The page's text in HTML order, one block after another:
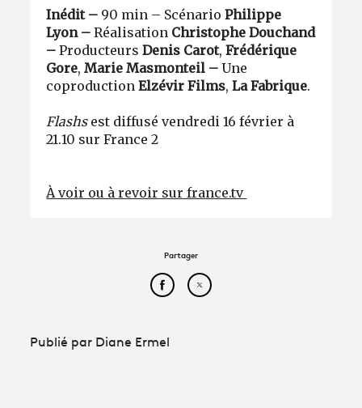
Inédit – 90 min – ScénarioPhilippe
Lyon – Réalisation Christophe Douchand
– ProducteursDenis Carot, Frédérique
Gore,Marie Masmonteil – Une
coproductionElzévir Films,La Fabrique.
Flashs est diffusé vendredi 16 février à
21.10 sur France 2
À voir ou à revoir sur france.tv
Partager
Partager cet article sur
Partager cet article sur
Publié par Diane Ermel